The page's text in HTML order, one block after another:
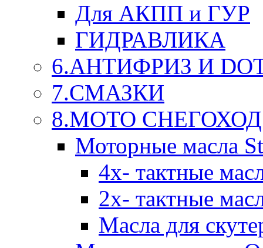
Для АКПП и ГУР
ГИДРАВЛИКА
6.АНТИФРИЗ И
7.СМАЗКИ
8.МОТО
Моторные масла
4х- тактные
2х- тактные
Масла для